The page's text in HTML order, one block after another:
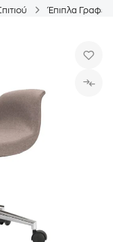
Έπιπλα